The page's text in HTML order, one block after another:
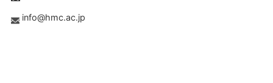
info@hmc.ac.jp